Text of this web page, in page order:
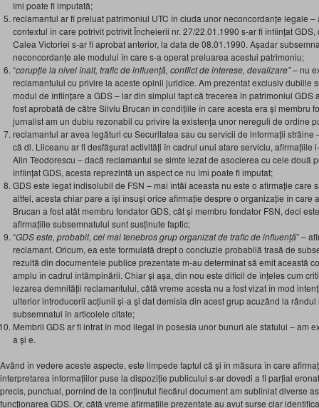
îmi poate fi imputată;
reclamantul ar fi preluat patrimoniul UTC în ciuda unor neconcordanțe legale –
contextul în care potrivit potrivit Încheierii nr. 27/22.01.1990 s-ar fi înființat
Calea Victoriei s-ar fi aprobat anterior, la data de 08.01.1990. Așadar
neconcordanțe ale modului în care s-a operat preluarea acestui patrimoniu;
“corupție la nivel înalt, trafic de influență, conflict de interese, devalizare”– nu
reclamantului cu privire la aceste opinii juridice. Am prezentat exclusiv dubiile
modul de înființare a GDS – iar din simplul fapt că trecerea în patrimoniul GDS
fost aprobată de către Silviu Brucan în condițiile în care acesta era și membru
jurnalist am un dubiu rezonabil cu privire la existența unor nereguli de ordine
reclamantul ar avea legături cu Securitatea sau cu servicii de informații străine
că dl. Liiceanu ar fi desfășurat activități în cadrul unui atare serviciu, afirmațiile
Alin Teodorescu – dacă reclamantul se simte lezat de asocierea cu cele două
înființat GDS, acesta reprezintă un aspect ce nu îmi poate fi imputat;
GDS este legat indisolubil de FSN – mai întâi aceasta nu este o afirmație care
altfel, acesta chiar pare a își însuși orice afirmație despre o organizație în care
Brucan a fost atât membru fondator GDS, cât și membru fondator FSN, deci
afirmațiile subsemnatului sunt susținute faptic;
“GDS este, probabil, cel mai tenebros grup organizat de trafic de influență” –
reclamant. Oricum, ea este formulată drept o concluzie probabilă trasă de
rezultă din documentele publice prezentate m-au determinat să emit această
amplu în cadrul întâmpinării. Chiar și așa, din nou este dificil de înțeles cum
lezarea demnității reclamantului, câtă vreme acesta nu a fost vizat în mod
ulterior introducerii acțiunii și-a și dat demisia din acest grup acuzând la
subsemnatul în articolele citate;
Membrii GDS ar fi intrat în mod ilegal în posesia unor bunuri ale statului – am
a și e.
Având în vedere aceste aspecte, este limpede faptul că și în măsura în care
interpretarea informațiilor puse la dispoziție publicului s-ar dovedi a fi parțial
precis, punctual, pornind de la conținutul fiecărui document am subliniat diverse
funcționarea GDS. Or, câtă vreme afirmațiile prezentate au avut surse clar